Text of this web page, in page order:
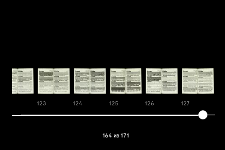
123 124 125 126 127
164 из 171